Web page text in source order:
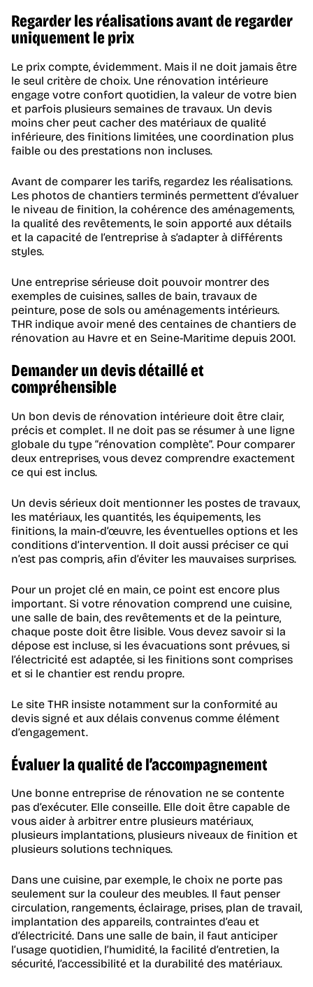
Regarder les réalisations avant de regarder
uniquement le prix
Le prix compte, évidemment. Mais il ne doit jamais être
le seul critère de choix. Une rénovation intérieure
engage votre confort quotidien, la valeur de votre bien
et parfois plusieurs semaines de travaux. Un devis
moins cher peut cacher des matériaux de qualité
inférieure, des finitions limitées, une coordination plus
faible ou des prestations non incluses.
Avant de comparer les tarifs, regardez les réalisations.
Les photos de chantiers terminés permettent d’évaluer
le niveau de finition, la cohérence des aménagements,
la qualité des revêtements, le soin apporté aux détails
et la capacité de l’entreprise à s’adapter à différents
styles.
Une entreprise sérieuse doit pouvoir montrer des
exemples de cuisines, salles de bain, travaux de
peinture, pose de sols ou aménagements intérieurs.
THR indique avoir mené des centaines de chantiers de
rénovation au Havre et en Seine-Maritime depuis 2001.
Demander un devis détaillé et
compréhensible
Un bon devis de rénovation intérieure doit être clair,
précis et complet. Il ne doit pas se résumer à une ligne
globale du type “rénovation complète”. Pour comparer
deux entreprises, vous devez comprendre exactement
ce qui est inclus.
Un devis sérieux doit mentionner les postes de travaux,
les matériaux, les quantités, les équipements, les
finitions, la main-d’œuvre, les éventuelles options et les
conditions d’intervention. Il doit aussi préciser ce qui
n’est pas compris, afin d’éviter les mauvaises surprises.
Pour un projet clé en main, ce point est encore plus
important. Si votre rénovation comprend une cuisine,
une salle de bain, des revêtements et de la peinture,
chaque poste doit être lisible. Vous devez savoir si la
dépose est incluse, si les évacuations sont prévues, si
l’électricité est adaptée, si les finitions sont comprises
et si le chantier est rendu propre.
Le site THR insiste notamment sur la conformité au
devis signé et aux délais convenus comme élément
d’engagement.
Évaluer la qualité de l’accompagnement
Une bonne entreprise de rénovation ne se contente
pas d’exécuter. Elle conseille. Elle doit être capable de
vous aider à arbitrer entre plusieurs matériaux,
plusieurs implantations, plusieurs niveaux de finition et
plusieurs solutions techniques.
Dans une cuisine, par exemple, le choix ne porte pas
seulement sur la couleur des meubles. Il faut penser
circulation, rangements, éclairage, prises, plan de travail,
implantation des appareils, contraintes d’eau et
d’électricité. Dans une salle de bain, il faut anticiper
l’usage quotidien, l’humidité, la facilité d’entretien, la
sécurité, l’accessibilité et la durabilité des matériaux.